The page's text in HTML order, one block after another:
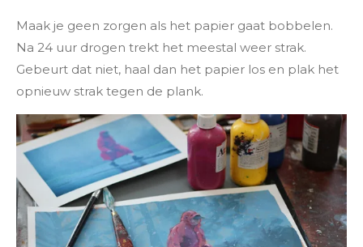
Maak je geen zorgen als het papier gaat bobbelen.
Na 24 uur drogen trekt het meestal weer strak.
Gebeurt dat niet, haal dan het papier los en plak het
opnieuw strak tegen de plank.